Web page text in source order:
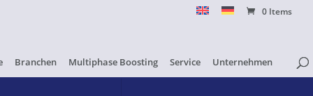
0 Items
Branchen Multiphase Boosting Service Unternehmen